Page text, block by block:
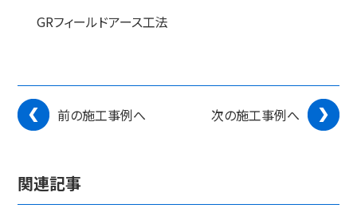
GRフィールドアース工法
前の施工事例へ 次の施工事例へ
関連記事